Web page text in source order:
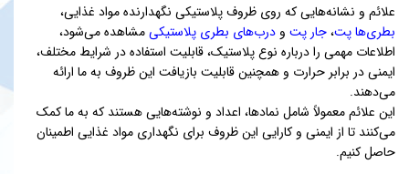
علائم و نشانه‌هایی که روی ظروف پلاستیکی نگهدارنده مواد غذایی،
بطری‌ها پت،جار پت و درب‌های بطری پلاستیکیمشاهده می‌شود،
اطلاعات مهمی را درباره نوع پلاستیک، قابلیت استفاده در شرایط مختلف،
ایمنی در برابر حرارت و همچنین قابلیت بازیافت این ظروف به ما ارائه
می‌دهند.
این علائم معمولاً شامل نمادها، اعداد و نوشته‌هایی هستند که به ما کمک
می‌کنند تا از ایمنی و کارایی این ظروف برای نگهداری مواد غذایی اطمینان
حاصل کنیم.